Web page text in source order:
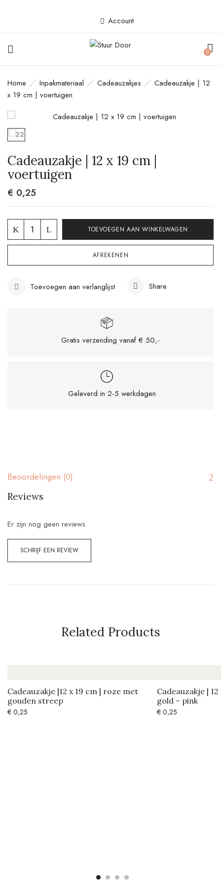
Account
0
Home Inpakmateriaal Cadeauzakjes
Cadeauzakje | 12
x 19 cm | voertuigen
Cadeauzakje | 12 x 19 cm |
voertuigen
€ 0,25
TOEVOEGEN AAN WINKELWAGEN
AFREKENEN
Toevoegen aan verlanglijst Share
Gratis verzending vanaf € 50,-
Geleverd in 2-5 werkdagen
Beoordelingen (0)
Reviews
Er zijn nog geen reviews.
SCHRIJF EEN REVIEW
BE THE FIRST TO REVIEW
Vereiste velden zijn gemarkeerd met
Mijn naam, e-mail en site opslaan in deze
browser voor de volgende keer wanneer ik
Related Products
Cadeauzakje |12 x 19 cm | roze met
gouden streep
€ 0,25
Cadeauzakje |
gold – pink
€ 0,25